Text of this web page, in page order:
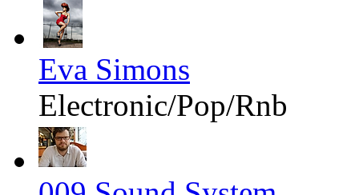
Eva Simons
Electronic/Pop/Rnb